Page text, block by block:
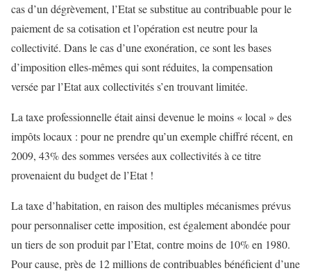
cas d’un dégrèvement, l’Etat se substitue au contribuable pour le
paiement de sa cotisation et l’opération est neutre pour la
collectivité. Dans le cas d’une exonération, ce sont les bases
d’imposition elles-mêmes qui sont réduites, la compensation
versée par l’Etat aux collectivités s’en trouvant limitée.
La taxe professionnelle était ainsi devenue le moins « local » des
impôts locaux : pour ne prendre qu’un exemple chiffré récent, en
2009, 43% des sommes versées aux collectivités à ce titre
provenaient du budget de l’Etat !
La taxe d’habitation, en raison des multiples mécanismes prévus
pour personnaliser cette imposition, est également abondée pour
un tiers de son produit par l’Etat, contre moins de 10% en 1980.
Pour cause, près de 12 millions de contribuables bénéficient d’une